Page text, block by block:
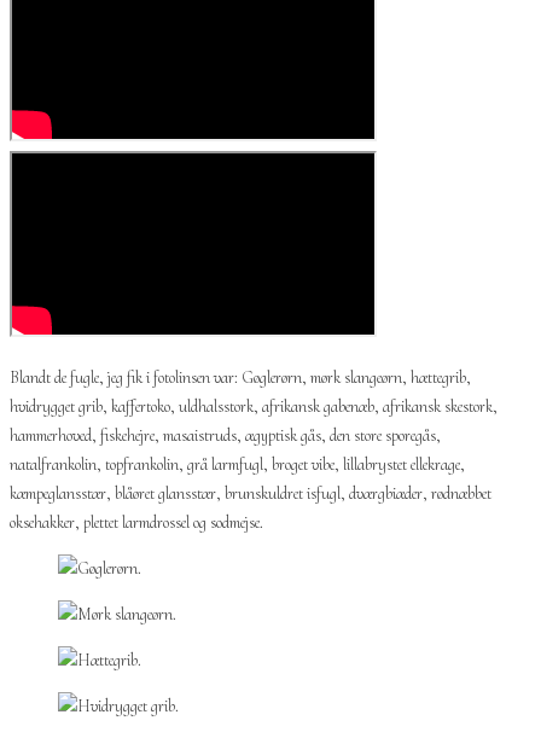
Blandt de fugle, jeg fik i fotolinsen var: Gøglerørn, mørk slangeørn, hættegrib,
hvidrygget grib, kaffertoko, uldhalsstork, afrikansk gabenæb, afrikansk skestork,
hammerhoved, fiskehejre, masaistruds, ægyptisk gås, den store sporegås,
natalfrankolin, topfrankolin, grå larmfugl, broget vibe, lillabrystet ellekrage,
kæmpeglansstær, blåøret glansstær, brunskuldret isfugl, dværgbiæder, rødnæbbet
oksehakker, plettet larmdrossel og sodmejse.